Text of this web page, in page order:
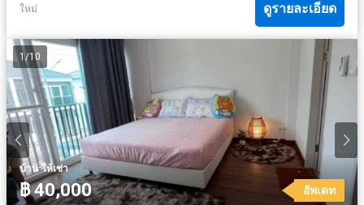
ใหม่ ดูรายละเอียด
1/10
บ้าน·ให้เช่า
฿ 40,000 อัพเดท